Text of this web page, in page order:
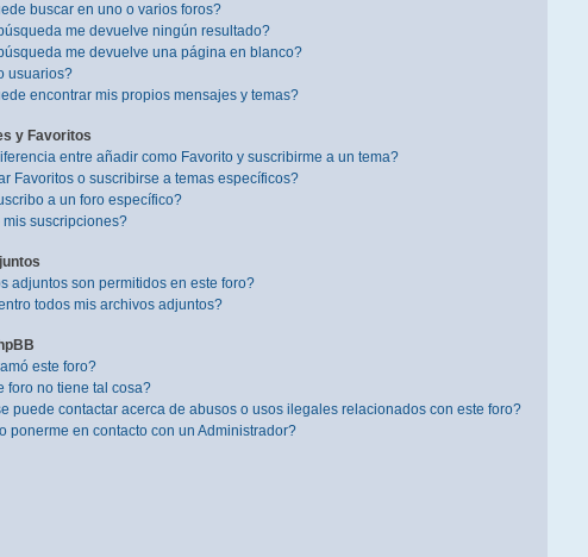
buscar en uno o varios foros?
me devuelve ningún resultado?
me devuelve una página en blanco?
usuarios?
encontrar mis propios mensajes y temas?
y Favoritos
entre añadir como Favorito y suscribirme a un tema?
Favoritos o suscribirse a temas específicos?
a un foro específico?
suscripciones?
adjuntos son permitidos en este foro?
todos mis archivos adjuntos?
este foro?
foro no tiene tal cosa?
puede contactar acerca de abusos o usos ilegales relacionados con este foro?
ponerme en contacto con un Administrador?